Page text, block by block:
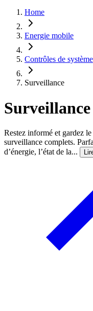
Home
Energie mobile
Contrôles de système
Surveillance
Surveillance
Restez informé et gardez
surveillance complets.
d’énergie, l’état de la...